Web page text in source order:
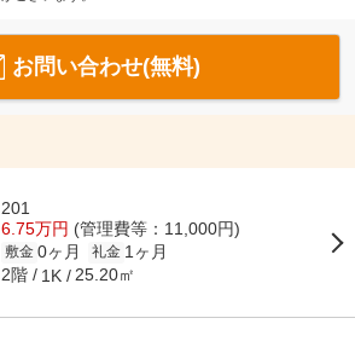
お問い合わせ(無料)
201
6.75万円 (管理費等：11,000円)
敷金 0ヶ月 礼金 1ヶ月
2階 1K 25.20㎡